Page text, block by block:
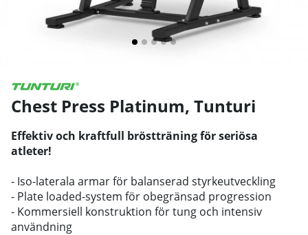
Chest Press Platinum, Tunturi
Effektiv och kraftfull bröstträning för seriösa
atleter!
- Iso-laterala armar för balanserad styrkeutveckling
- Plate loaded-system för obegränsad progression
- Kommersiell konstruktion för tung och intensiv
användning